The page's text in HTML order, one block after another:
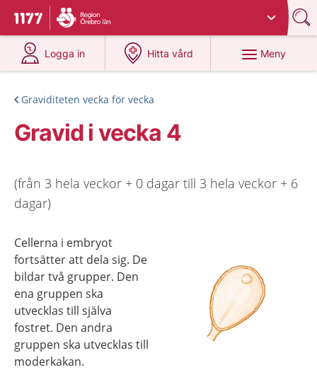
Till startsidan för 1177
Du har valt region
Logga in
på 1177.se
Hitta vård
på 1177.se
Meny
Graviditeten vecka för vecka
Gravid i vecka 4
(från 3 hela veckor + 0 dagar till 3 hela veckor + 6
dagar)
Cellerna i embryot
fortsätter att dela sig. De
bildar två grupper. Den
ena gruppen ska
utvecklas till själva
fostret. Den andra
gruppen ska utvecklas till
moderkakan.